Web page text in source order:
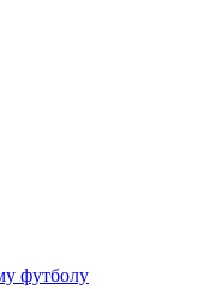
футболу